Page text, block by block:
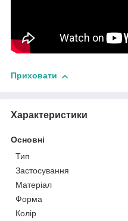
Приховати
Характеристики
Основні
Тип
Застосування
Матеріал
Форма
Колір